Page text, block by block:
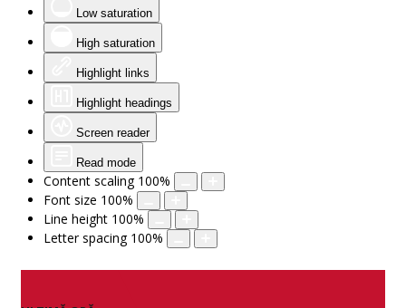
Low saturation
High saturation
Highlight links
Highlight headings
Screen reader
Read mode
Content scaling 100%
Font size 100%
Line height 100%
Letter spacing 100%